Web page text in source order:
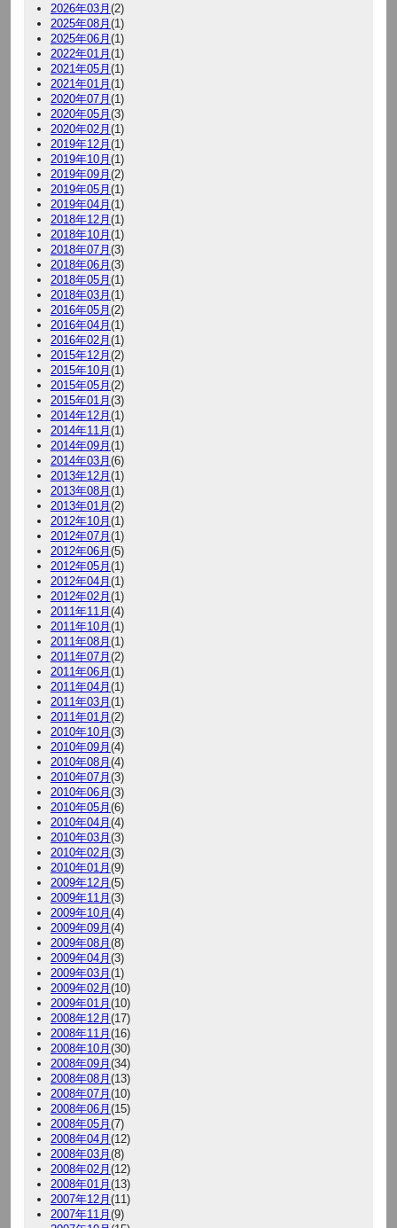
2026年03月(2)
2025年08月(1)
2025年06月(1)
2022年01月(1)
2021年05月(1)
2021年01月(1)
2020年07月(1)
2020年05月(3)
2020年02月(1)
2019年12月(1)
2019年10月(1)
2019年09月(2)
2019年05月(1)
2019年04月(1)
2018年12月(1)
2018年10月(1)
2018年07月(3)
2018年06月(3)
2018年05月(1)
2018年03月(1)
2016年05月(2)
2016年04月(1)
2016年02月(1)
2015年12月(2)
2015年10月(1)
2015年05月(2)
2015年01月(3)
2014年12月(1)
2014年11月(1)
2014年09月(1)
2014年03月(6)
2013年12月(1)
2013年08月(1)
2013年01月(2)
2012年10月(1)
2012年07月(1)
2012年06月(5)
2012年05月(1)
2012年04月(1)
2012年02月(1)
2011年11月(4)
2011年10月(1)
2011年08月(1)
2011年07月(2)
2011年06月(1)
2011年04月(1)
2011年03月(1)
2011年01月(2)
2010年10月(3)
2010年09月(4)
2010年08月(4)
2010年07月(3)
2010年06月(3)
2010年05月(6)
2010年04月(4)
2010年03月(3)
2010年02月(3)
2010年01月(9)
2009年12月(5)
2009年11月(3)
2009年10月(4)
2009年09月(4)
2009年08月(8)
2009年04月(3)
2009年03月(1)
2009年02月(10)
2009年01月(10)
2008年12月(17)
2008年11月(16)
2008年10月(30)
2008年09月(34)
2008年08月(13)
2008年07月(10)
2008年06月(15)
2008年05月(7)
2008年04月(12)
2008年03月(8)
2008年02月(12)
2008年01月(13)
2007年12月(11)
2007年11月(9)